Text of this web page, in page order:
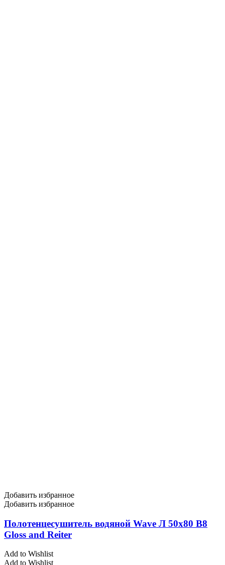
Добавить избранное
Добавить избранное
Полотенцесушитель водяной Wave Л 50х80 В8
Gloss and Reiter
Add to Wishlist
Add to Wishlist